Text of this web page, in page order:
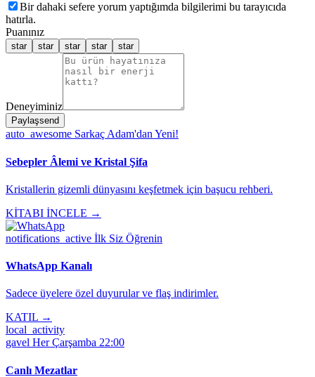
Bir dahaki sefere yorum yaptığımda bilgilerimi bu tarayıcıda
hatırla.
Puanınız
star star star star star
Deneyiminiz
Paylaşsend
auto_awesome Sarkaç Adam'dan Yeni!
Sebepler Âlemi ve Kristal Şifa
Kristallerin gizemli dünyasını keşfetmek için başucu rehberi.
KİTABI İNCELE →
notifications_active İlk Siz Öğrenin
WhatsApp Kanalı
Sadece üyelere özel duyurular ve flaş indirimler.
KATIL →
local_activity
gavel Her Çarşamba 22:00
Canlı Mezatlar